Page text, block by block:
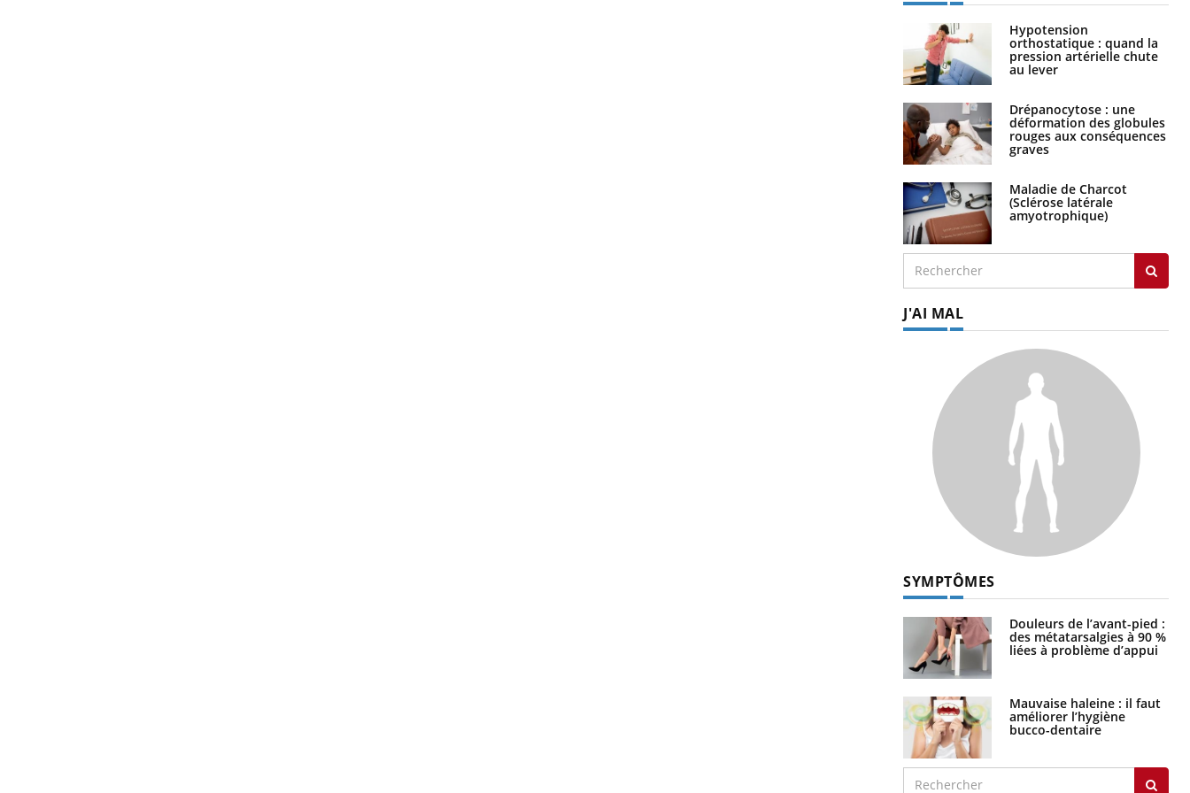
Hypotension
orthostatique : quand la
pression artérielle chute
au lever
Drépanocytose : une
déformation des globules
rouges aux conséquences
graves
Maladie de Charcot
(Sclérose latérale
amyotrophique)
J'AI MAL
SYMPTÔMES
Douleurs de l’avant-pied :
des métatarsalgies à 90 %
liées à problème d’appui
Mauvaise haleine : il faut
améliorer l’hygiène
bucco-dentaire